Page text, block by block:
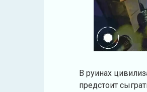
В руинах
предстоит